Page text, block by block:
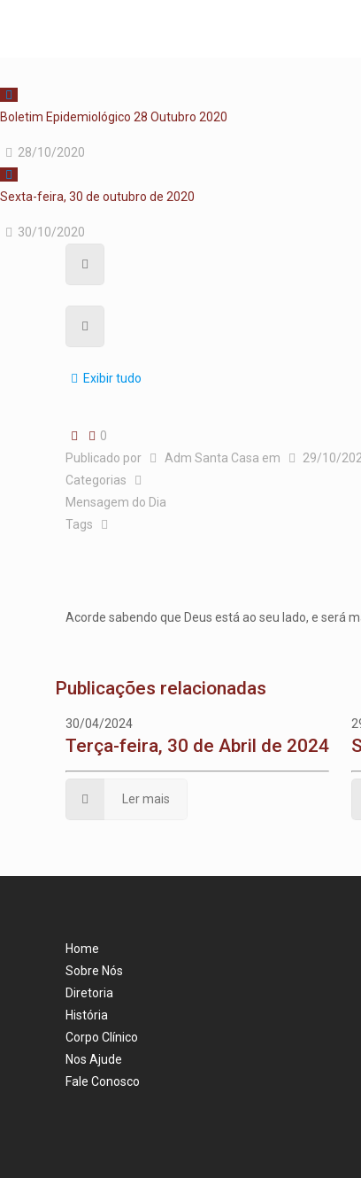
Boletim Epidemiológico 28 Outubro 2020
28/10/2020
Sexta-feira, 30 de outubro de 2020
30/10/2020
Exibir tudo
0
Publicado por
Adm Santa Casa em
29/10/
Categorias
Mensagem do Dia
Tags
Acorde sabendo que Deus está ao seu lado, e será
Publicações relacionadas
30/04/2024
Terça-feira, 30 de Abril de 2024
Ler mais
Home
Sobre Nós
Diretoria
História
Corpo Clínico
Nos Ajude
Fale Conosco